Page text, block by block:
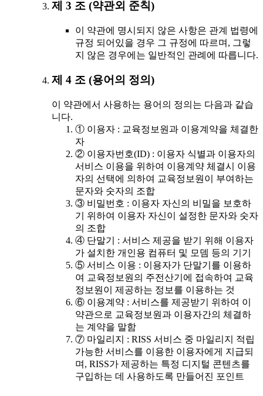
제 3 조 (약관외 준칙)
이 약관에 명시되지 않은 사항은 관계 법령에
규정 되어있을 경우 그 규정에 따르며, 그렇
지 않은 경우에는 일반적인 관례에 따릅니다.
제 4 조 (용어의 정의)
이 약관에서 사용하는 용어의 정의는 다음과 같습
니다.
① 이용자 : 교육정보원과 이용계약을 체결한
자
② 이용자번호(ID) : 이용자 식별과 이용자의
서비스 이용을 위하여 이용계약 체결시 이용
자의 선택에 의하여 교육정보원이 부여하는
문자와 숫자의 조합
③ 비밀번호 : 이용자 자신의 비밀을 보호하
기 위하여 이용자 자신이 설정한 문자와 숫자
의 조합
④ 단말기 : 서비스 제공을 받기 위해 이용자
가 설치한 개인용 컴퓨터 및 모뎀 등의 기기
⑤ 서비스 이용 : 이용자가 단말기를 이용하
여 교육정보원의 주전산기에 접속하여 교육
정보원이 제공하는 정보를 이용하는 것
⑥ 이용계약 : 서비스를 제공받기 위하여 이
약관으로 교육정보원과 이용자간의 체결하
는 계약을 말함
⑦ 마일리지 : RISS 서비스 중 마일리지 적립
가능한 서비스를 이용한 이용자에게 지급되
며, RISS가 제공하는 특정 디지털 콘텐츠를
구입하는 데 사용하도록 만들어진 포인트